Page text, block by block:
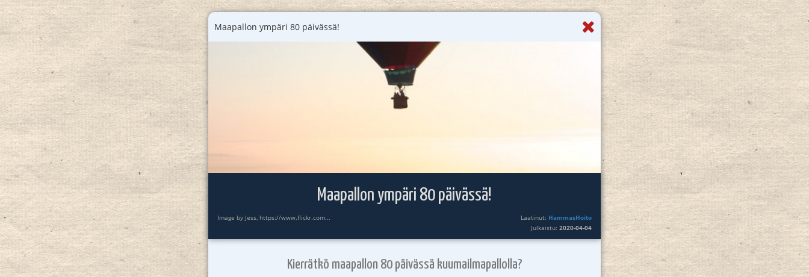
Maapallon ympäri 80 päivässä!
Maapallon ympäri 80 päivässä!
Image by Jess, https://www.flickr.com... Laatinut: HammasHoito
Julkaistu:2020-04-04
Kierrätkö maapallon 80 päivässä kuumailmapallolla?